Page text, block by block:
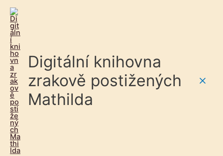
Digitální knihovna
zrakově postižených
Mathilda